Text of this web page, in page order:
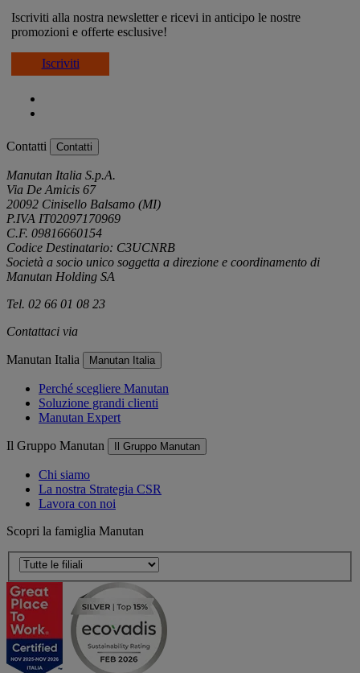
Iscriviti alla nostra newsletter e ricevi in anticipo le nostre
promozioni e offerte esclusive!
Iscriviti
Contatti Contatti
Manutan Italia S.p.A.
Via De Amicis 67
20092 Cinisello Balsamo (MI)
P.IVA IT02097170969
C.F. 09816660154
Codice Destinatario: C3UCNRB
Società a socio unico soggetta a direzione e coordinamento di
Manutan Holding SA
Tel. 02 66 01 08 23
Contattaci via
Manutan Italia Manutan Italia
Perché scegliere Manutan
Soluzione grandi clienti
Manutan Expert
Il Gruppo Manutan Il Gruppo Manutan
Chi siamo
La nostra Strategia CSR
Lavora con noi
Scopri la famiglia Manutan